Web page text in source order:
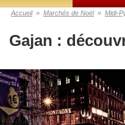
Accueil » Marchés de Noël » Midi-
Gajan :